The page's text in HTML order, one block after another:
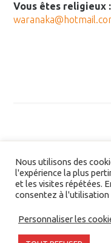
Vous êtes religieux
Nous utilisons des
l'expérience la plus
et les visites répétées.
consentez à l'utilisation
Personnaliser les